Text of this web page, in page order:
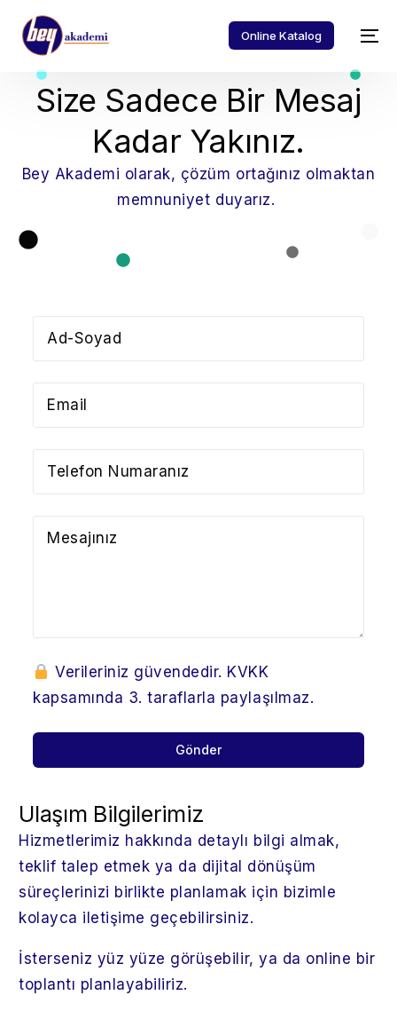
Online Katalog
Size Sadece Bir Mesaj
Kadar Yakınız.
Bey Akademi olarak, çözüm ortağınız olmaktan
memnuniyet duyarız.
Ulaşım Bilgilerimiz
Hizmetlerimiz hakkında detaylı bilgi almak,
teklif talep etmek ya da dijital dönüşüm
süreçlerinizi birlikte planlamak için bizimle
kolayca iletişime geçebilirsiniz.
İsterseniz yüz yüze görüşebilir, ya da online bir
toplantı planlayabiliriz.
Verileriniz güvendedir. KVKK
kapsamında 3. taraflarla paylaşılmaz.
Gönder